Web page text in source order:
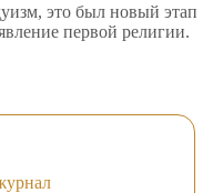
это был новый этап
первой религии.